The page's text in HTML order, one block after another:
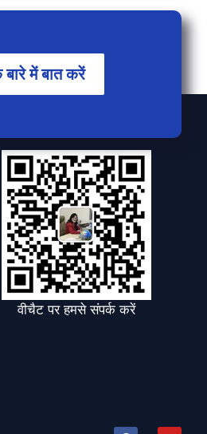
में बात करें
वीचैट पर हमसे संपर्क करें